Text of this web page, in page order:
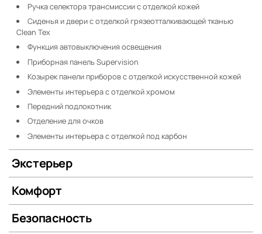
Ручка селектора трансмиссии с отделкой кожей
Сиденья и двери с отделкой грязеотталкивающей тканью
Clean Tex
Функция автовыключения освещения
Приборная панель Supervision
Козырек панели приборов с отделкой искусственной кожей
Элементы интерьера с отделкой хромом
Передний подлокотник
Отделение для очков
Элементы интерьера с отделкой под карбон
Экстерьер
Комфорт
Безопасность